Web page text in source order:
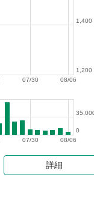
08/06
07/30
1,200
1,400
08/06
07/30
0
詳細